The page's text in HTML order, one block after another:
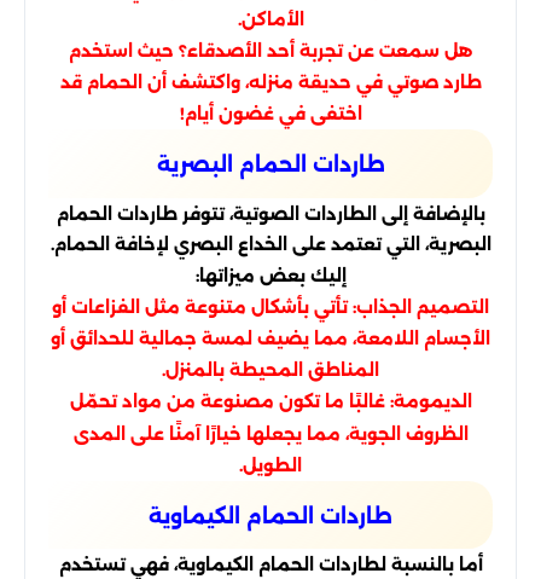
الأماكن.
هل سمعت عن تجربة أحد الأصدقاء؟ حيث استخدم
طارد صوتي في حديقة منزله، واكتشف أن الحمام قد
اختفى في غضون أيام!
طاردات الحمام البصرية
بالإضافة إلى الطاردات الصوتية، تتوفر طاردات الحمام
البصرية، التي تعتمد على الخداع البصري لإخافة الحمام.
إليك بعض ميزاتها:
التصميم الجذاب: تأتي بأشكال متنوعة مثل الفزاعات أو
الأجسام اللامعة، مما يضيف لمسة جمالية للحدائق أو
المناطق المحيطة بالمنزل.
الديمومة: غالبًا ما تكون مصنوعة من مواد تحمّل
الظروف الجوية، مما يجعلها خيارًا آمنًا على المدى
الطويل.
طاردات الحمام الكيماوية
أما بالنسبة لطاردات الحمام الكيماوية، فهي تستخدم